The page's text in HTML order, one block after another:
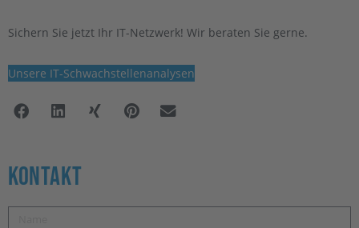
Sichern Sie jetzt Ihr IT-Netzwerk! Wir beraten Sie gerne.
Unsere IT-Schwachstellenanalysen
Kontakt